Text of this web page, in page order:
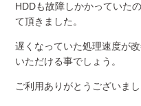
HDDも故障しかかっていた
て頂きました。
遅くなっていた処理速度が
いただける事でしょう。
ご利用ありがとうございまし